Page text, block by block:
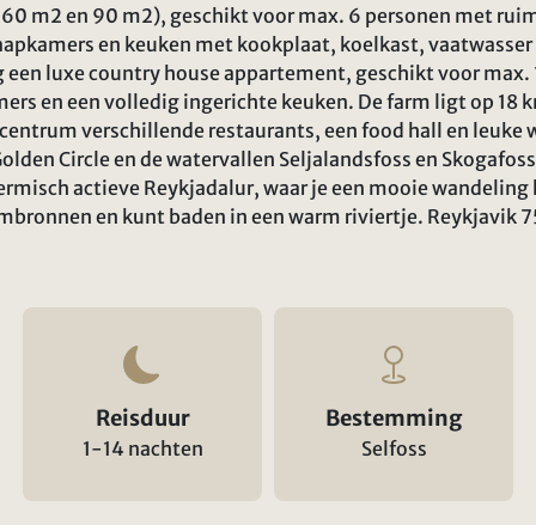
m2 en 90 m2), geschikt voor max. 6 personen met
en keuken met kookplaat, koelkast,
een luxe country house appartement, geschikt voor max.
en een volledig ingerichte keuken. De farm ligt op 18
verschillende restaurants, een food hall en leuke
Circle en de watervallen Seljalandsfoss en
actieve Reykjadalur, waar je een mooie
en kunt baden in een warm riviertje. Reykjavik
Reisduur
1-14 nachten
Bestemming
Selfoss